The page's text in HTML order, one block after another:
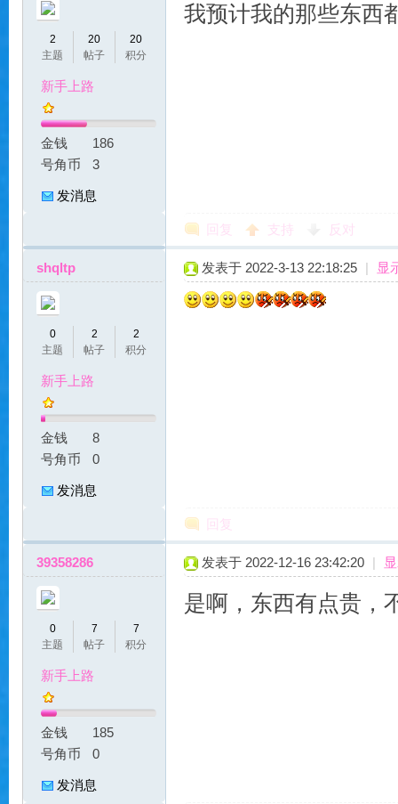
2
主题
20
帖子
20
积分
新手上路
金钱
186
号角币
3
发消息
我预计我的那些东西
回复 支持 反对
shqltp
0
主题
2
帖子
2
积分
新手上路
金钱
8
号角币
0
发消息
发表于 2022-3-13 22:18:25 | 显
回复
39358286
0
主题
7
帖子
7
积分
新手上路
金钱
185
号角币
0
发消息
发表于 2022-12-16 23:42:20 |
是啊，东西有点贵，